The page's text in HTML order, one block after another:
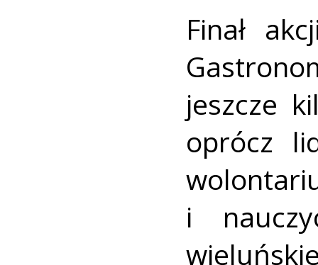
Finał
jeszcze
oprócz
i